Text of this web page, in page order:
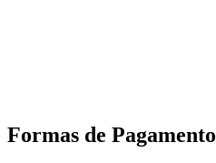
Formas de Pagamento